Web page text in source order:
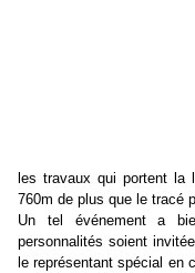
les travaux qui portent la
760m de plus que le tracé
Un tel événement a
personnalités soient
le représentant spécial en